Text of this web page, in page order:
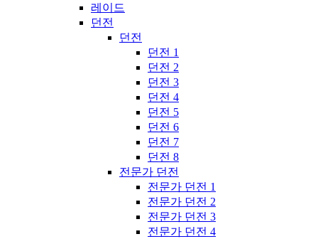
레이드
던전
던전
던전 1
던전 2
던전 3
던전 4
던전 5
던전 6
던전 7
던전 8
전문가 던전
전문가 던전 1
전문가 던전 2
전문가 던전 3
전문가 던전 4